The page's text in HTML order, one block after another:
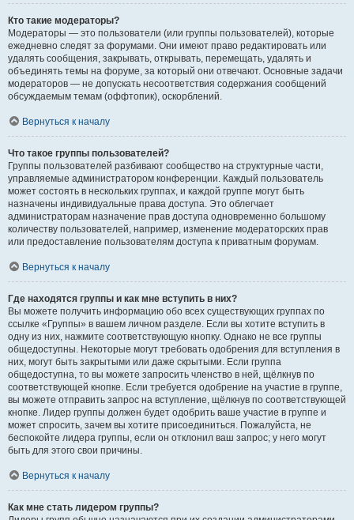
Кто такие модераторы?
Модераторы — это пользователи (или группы пользователей), которые
ежедневно следят за форумами. Они имеют право редактировать или
удалять сообщения, закрывать, открывать, перемещать, удалять и
объединять темы на форуме, за который они отвечают. Основные задачи
модераторов — не допускать несоответствия содержания сообщений
обсуждаемым темам (оффтопик), оскорблений.
Вернуться к началу
Что такое группы пользователей?
Группы пользователей разбивают сообщество на структурные части,
управляемые администратором конференции. Каждый пользователь
может состоять в нескольких группах, и каждой группе могут быть
назначены индивидуальные права доступа. Это облегчает
администраторам назначение прав доступа одновременно большому
количеству пользователей, например, изменение модераторских прав
или предоставление пользователям доступа к приватным форумам.
Вернуться к началу
Где находятся группы и как мне вступить в них?
Вы можете получить информацию обо всех существующих группах по
ссылке «Группы» в вашем личном разделе. Если вы хотите вступить в
одну из них, нажмите соответствующую кнопку. Однако не все группы
общедоступны. Некоторые могут требовать одобрения для вступления в
них, могут быть закрытыми или даже скрытыми. Если группа
общедоступна, то вы можете запросить членство в ней, щёлкнув по
соответствующей кнопке. Если требуется одобрение на участие в группе,
вы можете отправить запрос на вступление, щёлкнув по соответствующей
кнопке. Лидер группы должен будет одобрить ваше участие в группе и
может спросить, зачем вы хотите присоединиться. Пожалуйста, не
беспокойте лидера группы, если он отклонил ваш запрос; у него могут
быть для этого свои причины.
Вернуться к началу
Как мне стать лидером группы?